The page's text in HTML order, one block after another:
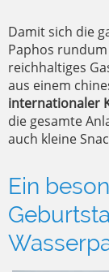
Damit sich die
Paphos
reichhaltiges
aus einem
internationaler
die gesamte
auch kleine
Ein